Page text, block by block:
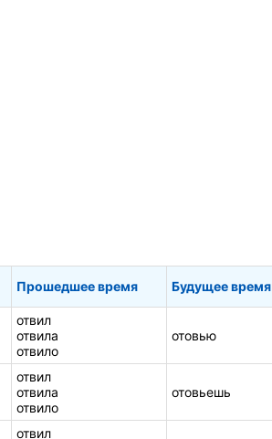
Прошедшее время Будущее время
отвил
отвила
отвило
отовью
отвил
отвила
отвило
отовьешь
отвил